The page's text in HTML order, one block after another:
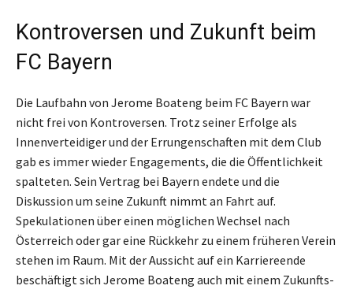
Kontroversen und Zukunft beim
FC Bayern
Die Laufbahn von Jerome Boateng beim FC Bayern war
nicht frei von Kontroversen. Trotz seiner Erfolge als
Innenverteidiger und der Errungenschaften mit dem Club
gab es immer wieder Engagements, die die Öffentlichkeit
spalteten. Sein Vertrag bei Bayern endete und die
Diskussion um seine Zukunft nimmt an Fahrt auf.
Spekulationen über einen möglichen Wechsel nach
Österreich oder gar eine Rückkehr zu einem früheren Verein
stehen im Raum. Mit der Aussicht auf ein Karriereende
beschäftigt sich Jerome Boateng auch mit einem Zukunfts-